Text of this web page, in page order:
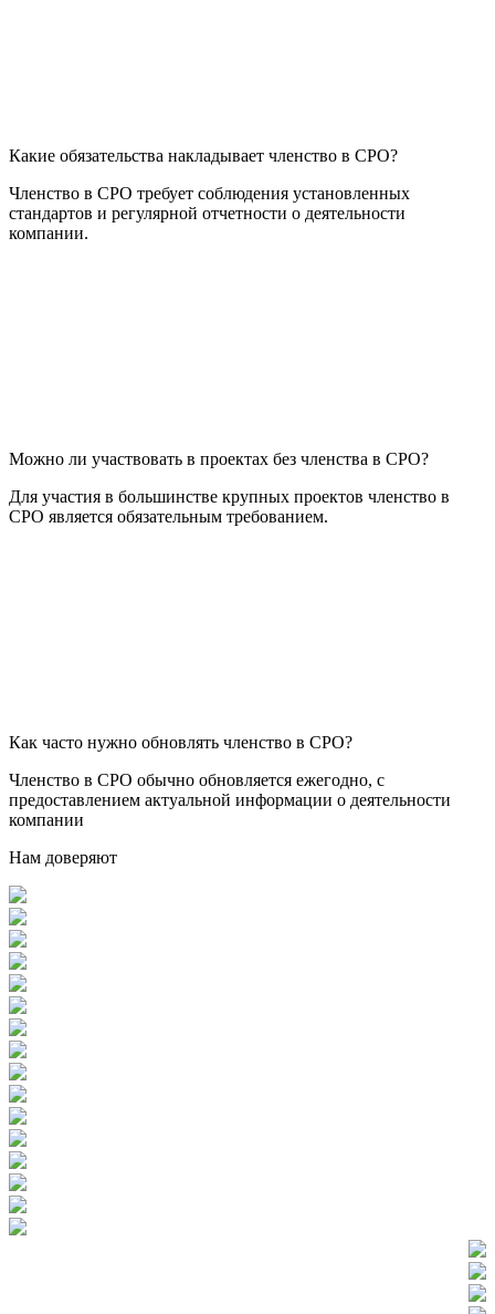
Какие обязательства накладывает членство в СРО?
Членство в СРО требует соблюдения установленных
стандартов и регулярной отчетности о деятельности
компании.
Можно ли участвовать в проектах без членства в СРО?
Для участия в большинстве крупных проектов членство в
СРО является обязательным требованием.
Как часто нужно обновлять членство в СРО?
Членство в СРО обычно обновляется ежегодно, с
предоставлением актуальной информации о деятельности
компании
Нам доверяют